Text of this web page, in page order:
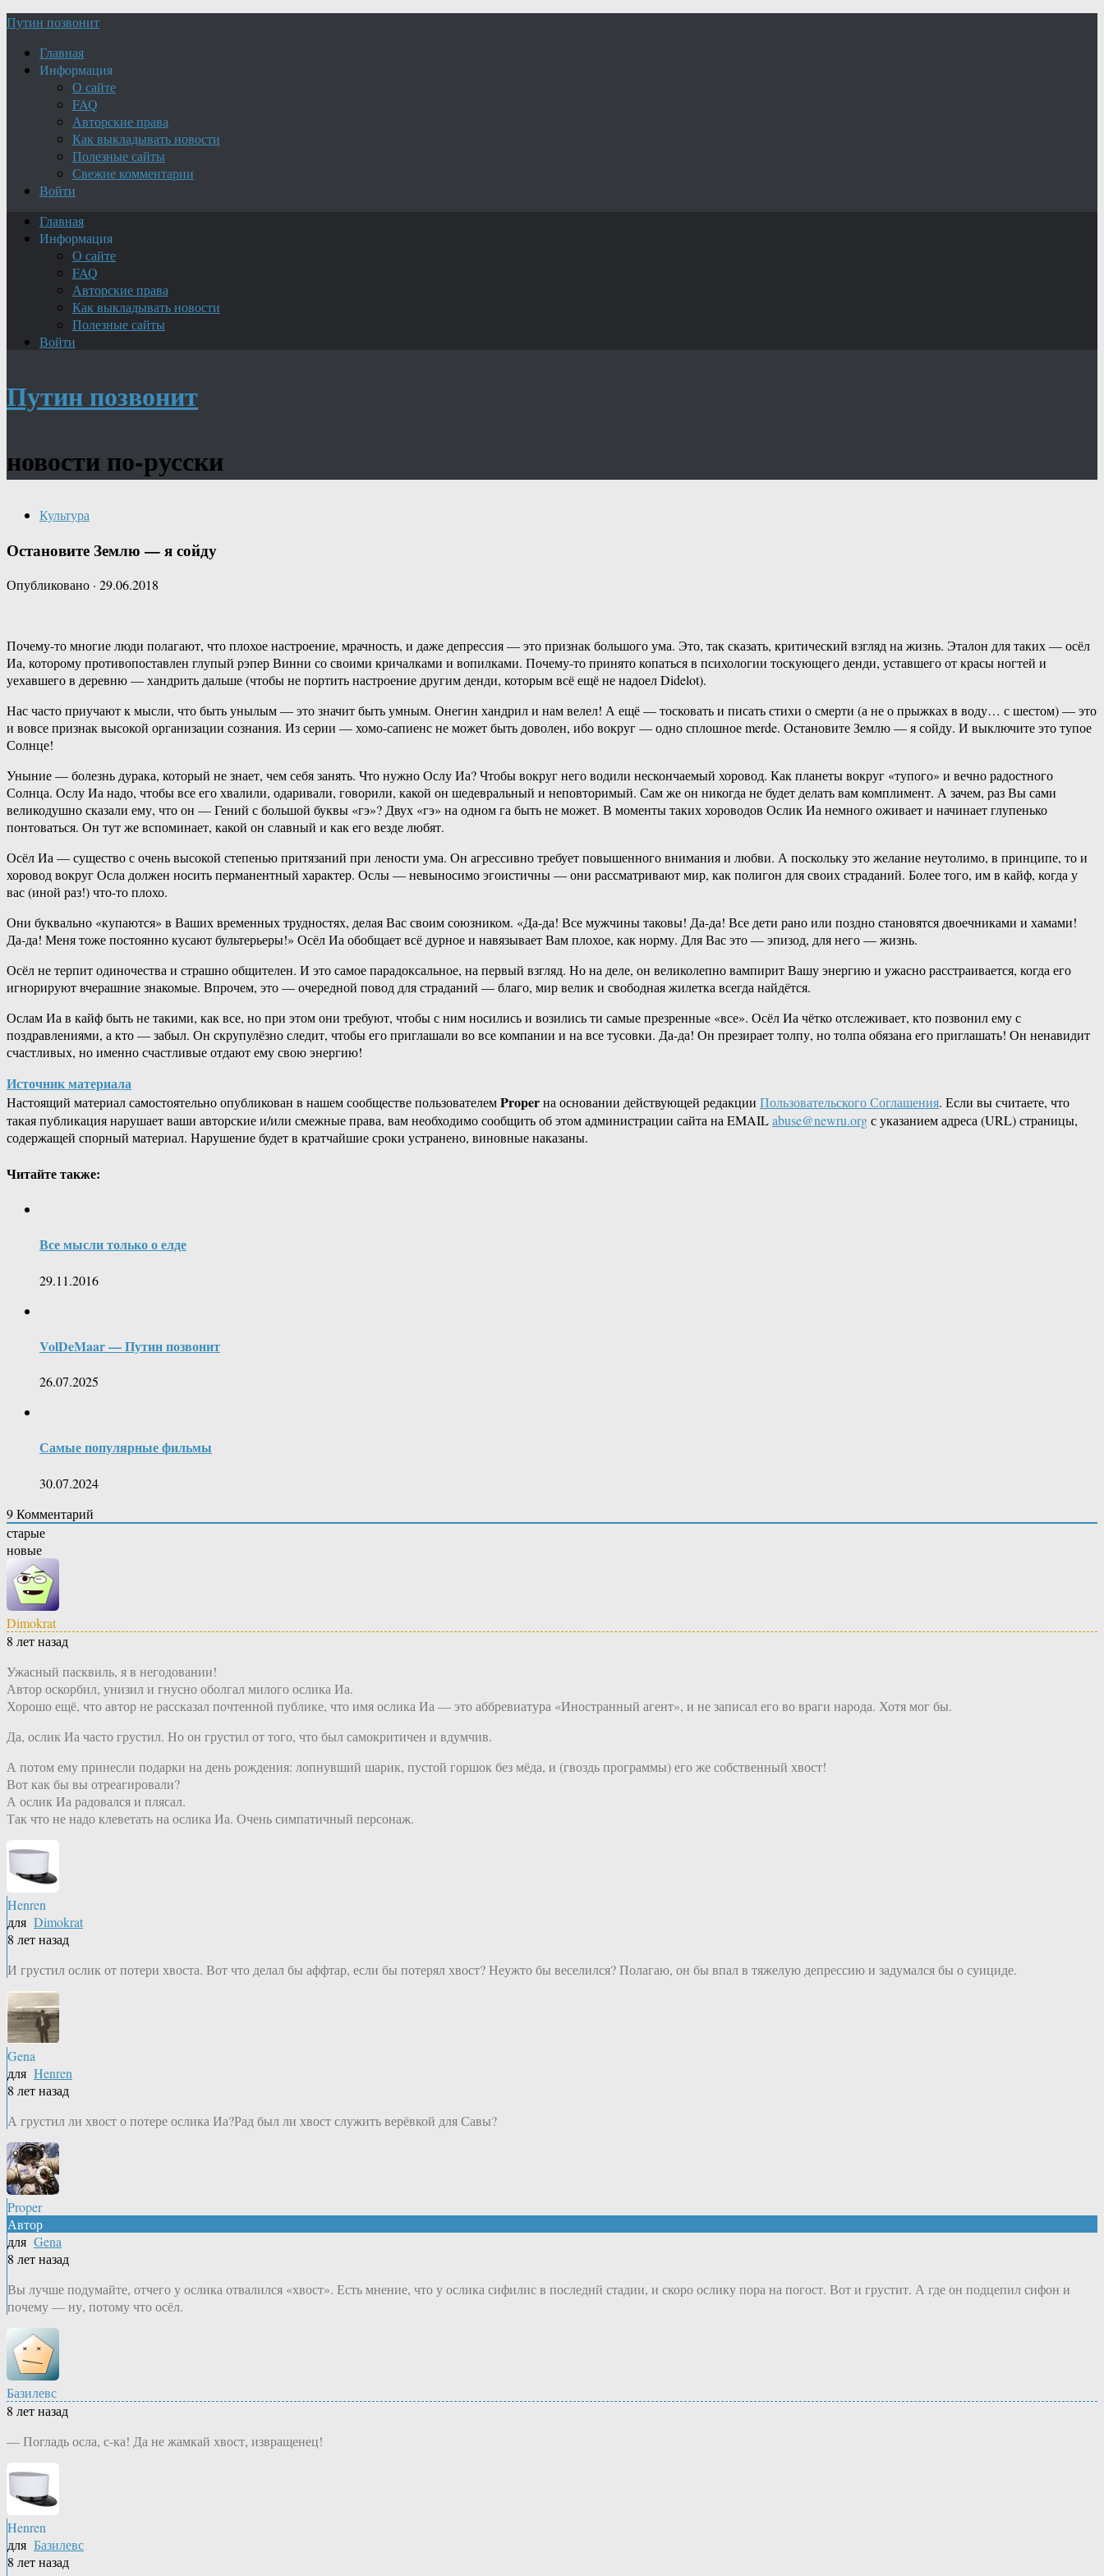
Путин позвонит
Главная
Информация
О сайте
FAQ
Авторские права
Как выкладывать новости
Полезные сайты
Свежие комментарии
Войти
Главная
Информация
О сайте
FAQ
Авторские права
Как выкладывать новости
Полезные сайты
Войти
Путин позвонит
новости по-русски
Культура
Остановите Землю — я сойду
Опубликовано · 29.06.2018
Почему-то многие люди полагают, что плохое настроение, мрачность, и даже депрессия — это признак большого ума. Это, так сказать, критический взгляд на жизнь. Эталон для таких — осёл
Иа, которому противопоставлен глупый рэпер Винни со своими кричалками и вопилками. Почему-то принято копаться в психологии тоскующего денди, уставшего от красы ногтей и
уехавшего в деревню — хандрить дальше (чтобы не портить настроение другим денди, которым всё ещё не надоел Didelot).
Нас часто приучают к мысли, что быть унылым — это значит быть умным. Онегин хандрил и нам велел! А ещё — тосковать и писать стихи о смерти (а не о прыжках в воду… с шестом) — это
и вовсе признак высокой организации сознания. Из серии — хомо-сапиенс не может быть доволен, ибо вокруг — одно сплошное merde. Остановите Землю — я сойду. И выключите это тупое
Солнце!
Уныние — болезнь дурака, который не знает, чем себя занять. Что нужно Ослу Иа? Чтобы вокруг него водили нескончаемый хоровод. Как планеты вокруг «тупого» и вечно радостного
Солнца. Ослу Иа надо, чтобы все его хвалили, одаривали, говорили, какой он шедевральный и неповторимый. Сам же он никогда не будет делать вам комплимент. А зачем, раз Вы сами
великодушно сказали ему, что он — Гений с большой буквы «гэ»? Двух «гэ» на одном га быть не может. В моменты таких хороводов Ослик Иа немного оживает и начинает глупенько
понтоваться. Он тут же вспоминает, какой он славный и как его везде любят.
Осёл Иа — существо с очень высокой степенью притязаний при лености ума. Он агрессивно требует повышенного внимания и любви. А поскольку это желание неутолимо, в принципе, то и
хоровод вокруг Осла должен носить перманентный характер. Ослы — невыносимо эгоистичны — они рассматривают мир, как полигон для своих страданий. Более того, им в кайф, когда у
вас (иной раз!) что-то плохо.
Они буквально «купаются» в Ваших временных трудностях, делая Вас своим союзником. «Да-да! Все мужчины таковы! Да-да! Все дети рано или поздно становятся двоечниками и хамами!
Да-да! Меня тоже постоянно кусают бультерьеры!» Осёл Иа обобщает всё дурное и навязывает Вам плохое, как норму. Для Вас это — эпизод, для него — жизнь.
Осёл не терпит одиночества и страшно общителен. И это самое парадоксальное, на первый взгляд. Но на деле, он великолепно вампирит Вашу энергию и ужасно расстраивается, когда его
игнорируют вчерашние знакомые. Впрочем, это — очередной повод для страданий — благо, мир велик и свободная жилетка всегда найдётся.
Ослам Иа в кайф быть не такими, как все, но при этом они требуют, чтобы с ним носились и возились ти самые презренные «все». Осёл Иа чётко отслеживает, кто позвонил ему с
поздравлениями, а кто — забыл. Он скрупулёзно следит, чтобы его приглашали во все компании и на все тусовки. Да-да! Он презирает толпу, но толпа обязана его приглашать! Он ненавидит
счастливых, но именно счастливые отдают ему свою энергию!
Источник материала
Настоящий материал самостоятельно опубликован в нашем сообществе пользователемProperна основании действующей редакции Пользовательского Соглашения. Если вы считаете, что
такая публикация нарушает ваши авторские и/или смежные права, вам необходимо сообщить об этом администрации сайта на EMAILabuse@newru.orgс указанием адреса (URL) страницы,
содержащей спорный материал. Нарушение будет в кратчайшие сроки устранено, виновные наказаны.
Читайте также:
Все мысли только о елде
29.11.2016
VolDeMaar — Путин позвонит
26.07.2025
Самые популярные фильмы
30.07.2024
9Комментарий
старые
новые
Dimokrat
8 лет назад
Ужасный пасквиль, я в негодовании!
Автор оскорбил, унизил и гнусно оболгал милого ослика Иа.
Хорошо ещё, что автор не рассказал почтенной публике, что имя ослика Иа — это аббревиатура «Иностранный агент», и не записал его во враги народа. Хотя мог бы.
Да, ослик Иа часто грустил. Но он грустил от того, что был самокритичен и вдумчив.
А потом ему принесли подарки на день рождения: лопнувший шарик, пустой горшок без мёда, и (гвоздь программы) его же собственный хвост!
Вот как бы вы отреагировали?
А ослик Иа радовался и плясал.
Так что не надо клеветать на ослика Иа. Очень симпатичный персонаж.
Henren
для Dimokrat
8 лет назад
И грустил ослик от потери хвоста. Вот что делал бы аффтар, если бы потерял хвост? Неужто бы веселился? Полагаю, он бы впал в тяжелую депрессию и задумался бы о суициде.
Gena
для Henren
8 лет назад
А грустил ли хвост о потере ослика Иа?Рад был ли хвост служить верёвкой для Савы?
Proper
Автор
для Gena
8 лет назад
Вы лучше подумайте, отчего у ослика отвалился «хвост». Есть мнение, что у ослика сифилис в последнй стадии, и скоро ослику пора на погост. Вот и грустит. А где он подцепил сифон и
почему — ну, потому что осёл.
Базилевс
8 лет назад
— Погладь осла, с-ка! Да не жамкай хвост, извращенец!
Henren
для Базилевс
8 лет назад